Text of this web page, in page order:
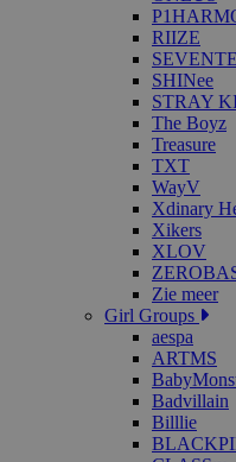
RIIZE
SHINee
STRAY
The Boyz
Treasure
TXT
WayV
Xdinary
Xikers
XLOV
Zie meer
Girl Groups
aespa
ARTMS
Badvillain
Billlie